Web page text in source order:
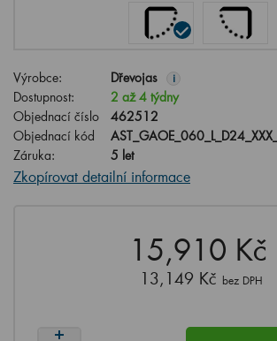
Výrobce: Dřevojas i
Dostupnost:
2 až 4 týdny
Objednací číslo
462512
Objednací kód
Záruka:
5 let
Zkopírovat detailní informace
15,910 Kč
13,149 Kč bez DPH